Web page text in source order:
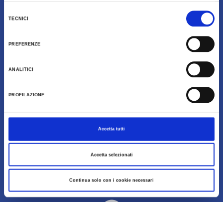
TECNICI
PREFERENZE
ANALITICI
PROFILAZIONE
Accetta tutti
Accetta selezionati
Continua solo con i cookie necessari
Gallery
About us